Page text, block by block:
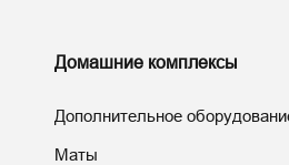
Домашние комплексы
Дополнительное
Маты